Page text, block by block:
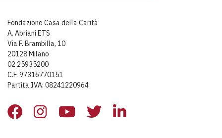
Fondazione Casa della Carità
A. Abriani ETS
Via F. Brambilla, 10
20128 Milano
02 25935200
C.F. 97316770151
Partita IVA: 08241220964